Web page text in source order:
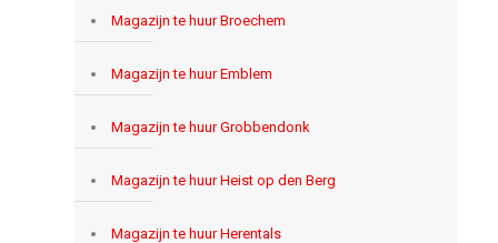
Magazijn te huur Broechem
Magazijn te huur Emblem
Magazijn te huur Grobbendonk
Magazijn te huur Heist op den Berg
Magazijn te huur Herentals